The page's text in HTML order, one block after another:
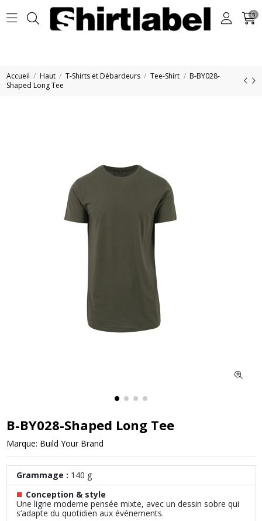
0
Accueil Haut T-Shirts et Débardeurs Tee-Shirt
B-BY028-
Shaped Long Tee
B-BY028-Shaped Long Tee
Marque: Build Your Brand
Grammage : 140 g
■ Conception & style
Une ligne moderne pensée mixte, avec un dessin sobre qui
s’adapte du quotidien aux événements.